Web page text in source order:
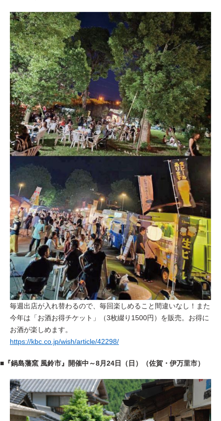
毎週出店が入れ替わるので、毎回楽しめること間違いなし！また
今年は「お酒お得チケット」（3枚綴り1500円）を販売。お得に
お酒が楽しめます。
https://kbc.co.jp/wish/article/42298/
■『鍋島藩窯 風鈴市』開催中～8月24日（日）（佐賀・伊万里市）